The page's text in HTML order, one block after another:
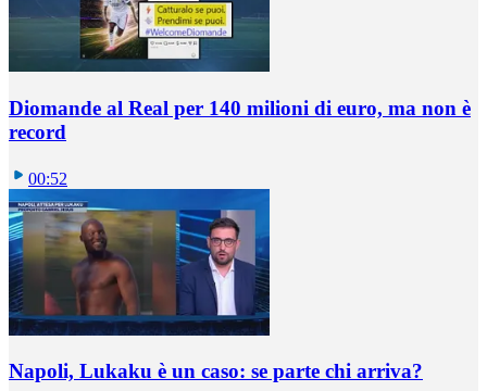
Diomande al Real per 140 milioni di euro, ma non è
record
00:52
Napoli, Lukaku è un caso: se parte chi arriva?